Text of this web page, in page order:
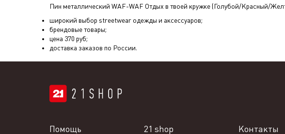
Пин металлический WAF-WAF Отдых в твоей кружке (Голубой/Красный/
широкий выбор streetwear одежды и аксессуаров;
брендовые товары;
цена 370 руб;
доставка заказов по России.
21 shop
Помощь Контакты